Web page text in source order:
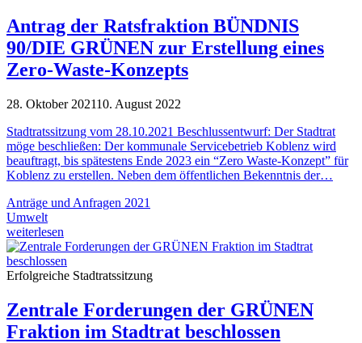
Antrag der Ratsfraktion BÜNDNIS
90/DIE GRÜNEN zur Erstellung eines
Zero-Waste-Konzepts
28. Oktober 202110. August 2022
Stadtratssitzung vom 28.10.2021 Beschlussentwurf: Der Stadtrat
möge beschließen: Der kommunale Servicebetrieb Koblenz wird
beauftragt, bis spätestens Ende 2023 ein “Zero Waste-Konzept” für
Koblenz zu erstellen. Neben dem öffentlichen Bekenntnis der…
Anträge und Anfragen 2021
Umwelt
weiterlesen
Erfolgreiche Stadtratssitzung
Zentrale Forderungen der GRÜNEN
Fraktion im Stadtrat beschlossen